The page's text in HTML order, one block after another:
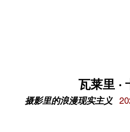
瓦莱里 ·
摄影里的浪漫现实主义